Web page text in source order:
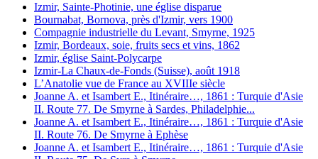
Izmir, Sainte-Photinie, une église disparue
Bournabat, Bornova, près d'Izmir, vers 1900
Compagnie industrielle du Levant, Smyrne, 1925
Izmir, Bordeaux, soie, fruits secs et vins, 1862
Izmir, église Saint-Polycarpe
Izmir-La Chaux-de-Fonds (Suisse), août 1918
L’Anatolie vue de France au XVIIIe siècle
Joanne A. et Isambert E., Itinéraire…, 1861 : Turquie d'Asie
II. Route 77. De Smyrne à Sardes, Philadelphie...
Joanne A. et Isambert E., Itinéraire…, 1861 : Turquie d'Asie
II. Route 76. De Smyrne à Ephèse
Joanne A. et Isambert E., Itinéraire…, 1861 : Turquie d'Asie